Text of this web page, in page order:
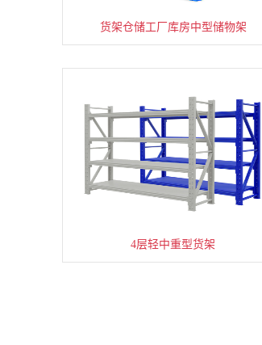
货架仓储工厂库房中型储物架
4层轻中重型货架
家用货架置物架多层阳台收纳